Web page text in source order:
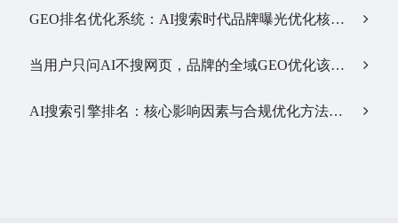
GEO排名优化系统：AI搜索时代品牌曝光优化核心工具…
当用户只问AI不搜网页，品牌的全域GEO优化该交给谁？…
AI搜索引擎排名：核心影响因素与合规优化方法…